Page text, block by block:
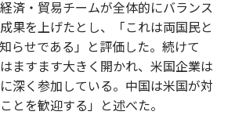
済・貿易チームが全体的にバランス
果を上げたとし、「これは両国民と
らせである」と評価した。続けて
ますます大きく開かれ、米国企業は
深く参加している。中国は米国が対
とを歓迎する」と述べた。